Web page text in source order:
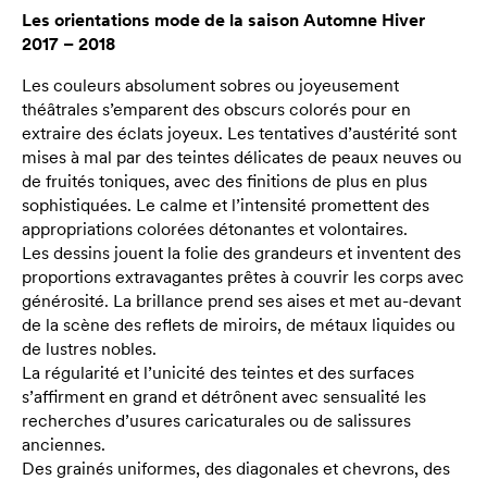
Les orientations mode de la saison Automne Hiver
2017 – 2018
Les couleurs absolument sobres ou joyeusement
théâtrales s’emparent des obscurs colorés pour en
extraire des éclats joyeux. Les tentatives d’austérité sont
mises à mal par des teintes délicates de peaux neuves ou
de fruités toniques, avec des finitions de plus en plus
sophistiquées. Le calme et l’intensité promettent des
appropriations colorées détonantes et volontaires.
Les dessins jouent la folie des grandeurs et inventent des
proportions extravagantes prêtes à couvrir les corps avec
générosité. La brillance prend ses aises et met au-devant
de la scène des reflets de miroirs, de métaux liquides ou
de lustres nobles.
La régularité et l’unicité des teintes et des surfaces
s’affirment en grand et détrônent avec sensualité les
recherches d’usures caricaturales ou de salissures
anciennes.
Des grainés uniformes, des diagonales et chevrons, des